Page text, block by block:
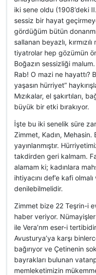
iki sene oldu (1908’deki
sessiz bir hayat
gördüğüm bütün
sallanan beyazlı,
tiyatrolar hep gözümün
Boğazın sessizliği
Rab! O mazi ne hayattı?
yaşasın hürriyet”
Mızıkalar, el şakırtıları,
büyük bir etki bırakıyor.
İşte bu iki senelik süre
Zimmet, Kadın,
yayınlanmıştır.
takdirden geri kalmam.
alamam ki; kadınlara
ihtiyacını def’e kafi
denilebilmelidir.
Zimmet bize 22 Teşrin-i
haber veriyor.
ile Vera’nm eser-i
Avusturya’ya karşı
bağırıyor ve Çetinenin
bayrakları bulunan
memleketimizin